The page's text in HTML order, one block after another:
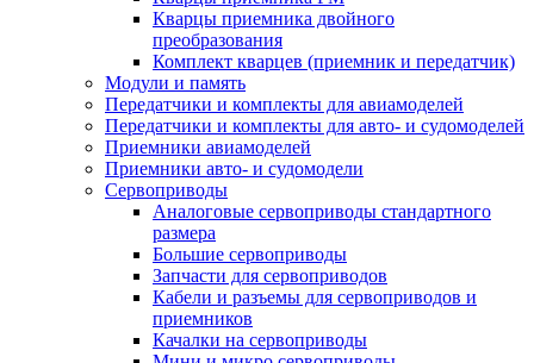
Кварцы приемника двойного
преобразования
Комплект кварцев (приемник и передатчик)
Модули и память
Передатчики и комплекты для авиамоделей
Передатчики и комплекты для авто- и судомоделей
Приемники авиамоделей
Приемники авто- и судомодели
Сервоприводы
Аналоговые сервоприводы стандартного
размера
Большие сервоприводы
Запчасти для сервоприводов
Кабели и разъемы для сервоприводов и
приемников
Качалки на сервоприводы